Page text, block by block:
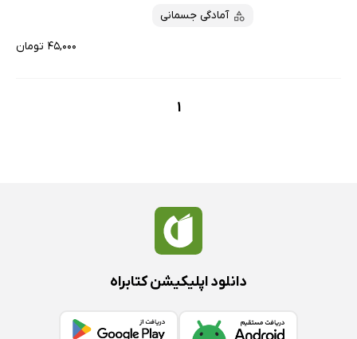
آمادگی جسمانی
۴۵,۰۰۰ تومان
1
دانلود اپلیکیشن کتابراه